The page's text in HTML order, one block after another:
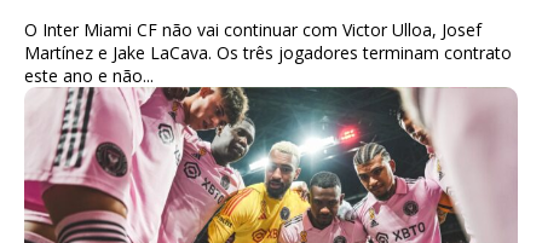
O Inter Miami CF não vai continuar com Victor Ulloa, Josef
Martínez e Jake LaCava. Os três jogadores terminam contrato
este ano e não...